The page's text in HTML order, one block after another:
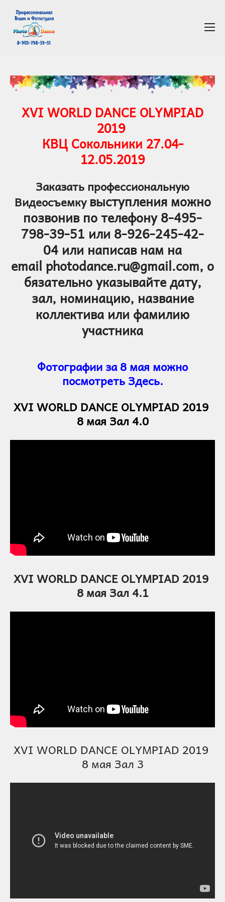
XVI WORLD DANCE OLYMPIAD
2019
КВЦ Сокольники 27.04-
12.05.2019
Заказать профессиональную
Видеосъемкувыступленияможно
позвонив по телефону8-495-
798-39-51 или 8-926-245-42-
04 или написав нам на
email photodance.ru@gmail.com, о
бязательно указывайте дату,
зал, номинацию, название
коллектива или фамилию
участника
Фотографии за 8 мая можно
посмотреть Здесь.
XVI WORLD DANCE OLYMPIAD 2019
8 мая Зал 4.0
XVI WORLD DANCE OLYMPIAD 2019
8 мая Зал 4.1
XVI WORLD DANCE OLYMPIAD 2019
8 мая Зал 3